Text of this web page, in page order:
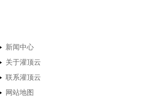
新闻中心
关于灌顶云
联系灌顶云
网站地图